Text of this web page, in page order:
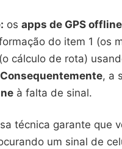
os apps de GPS offline
do item 1 (os
cálculo de rota)
Consequentemente, a
à falta de sinal.
técnica garante que
um sinal de